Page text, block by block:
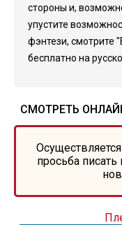
стороны и,
упустите
фэнтези, смотрите
бесплатно на
СМОТРЕТЬ
просьба